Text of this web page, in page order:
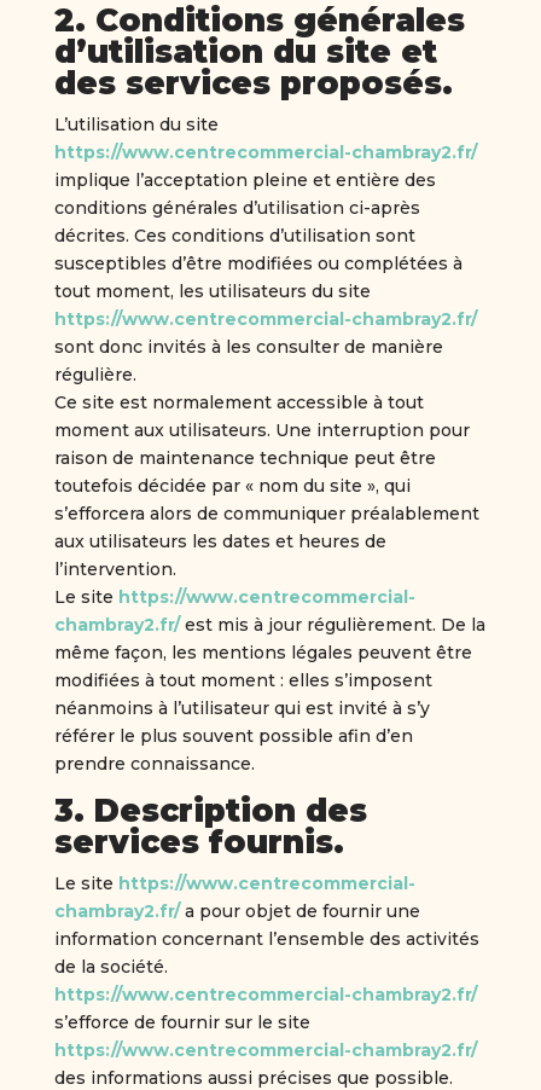
2. Conditions générales
d’utilisation du site et
des services proposés.
L’utilisation du site
https://www.centrecommercial-chambray2.fr/
implique l’acceptation pleine et entière des
conditions générales d’utilisation ci-après
décrites. Ces conditions d’utilisation sont
susceptibles d’être modifiées ou complétées à
tout moment, les utilisateurs du site
https://www.centrecommercial-chambray2.fr/
sont donc invités à les consulter de manière
régulière.
Ce site est normalement accessible à tout
moment aux utilisateurs. Une interruption pour
raison de maintenance technique peut être
toutefois décidée par « nom du site », qui
s’efforcera alors de communiquer préalablement
aux utilisateurs les dates et heures de
l’intervention.
Le site https://www.centrecommercial-
chambray2.fr/est mis à jour régulièrement. De la
même façon, les mentions légales peuvent être
modifiées à tout moment : elles s’imposent
néanmoins à l’utilisateur qui est invité à s’y
référer le plus souvent possible afin d’en
prendre connaissance.
3. Description des
services fournis.
Le site https://www.centrecommercial-
chambray2.fr/a pour objet de fournir une
information concernant l’ensemble des activités
de la société.
https://www.centrecommercial-chambray2.fr/
s’efforce de fournir sur le site
https://www.centrecommercial-chambray2.fr/
des informations aussi précises que possible.